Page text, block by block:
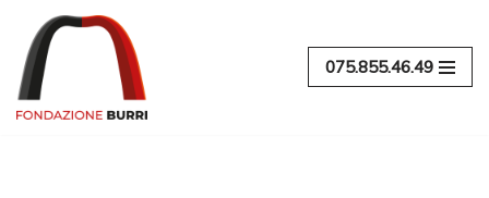
Vai
al
contenuto
075.855.46.49